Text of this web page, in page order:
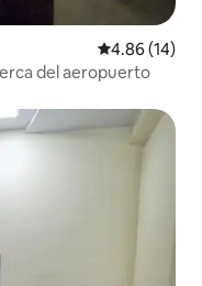
Calificación
4.86 (14)
del aeropuerto